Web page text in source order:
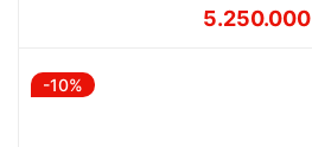
Giá
5.250.000
Giá
-10%